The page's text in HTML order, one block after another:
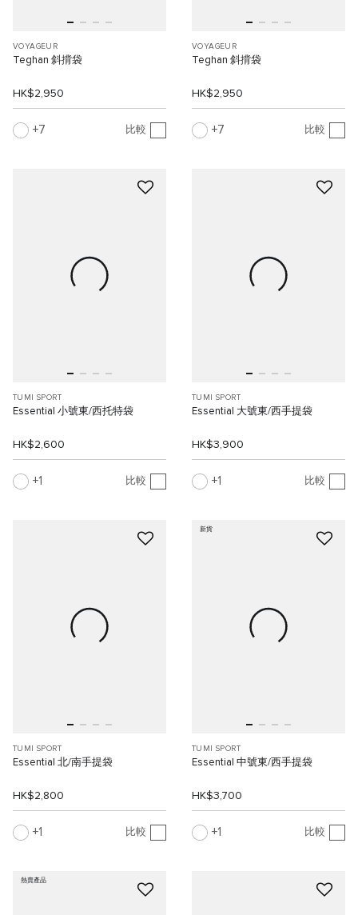
VOYAGEUR
Teghan 斜揹袋
HK$2,950
7 比較
VOYAGEUR
Teghan 斜揹袋
HK$2,950
7 比較
TUMI SPORT
Essential 小號東/西托特袋
HK$2,600
1 比較
TUMI SPORT
Essential 大號東/西手提袋
HK$3,900
1 比較
TUMI SPORT
Essential 北/南手提袋
HK$2,800
1 比較
新貨
TUMI SPORT
Essential 中號東/西手提袋
HK$3,700
1 比較
熱賣產品